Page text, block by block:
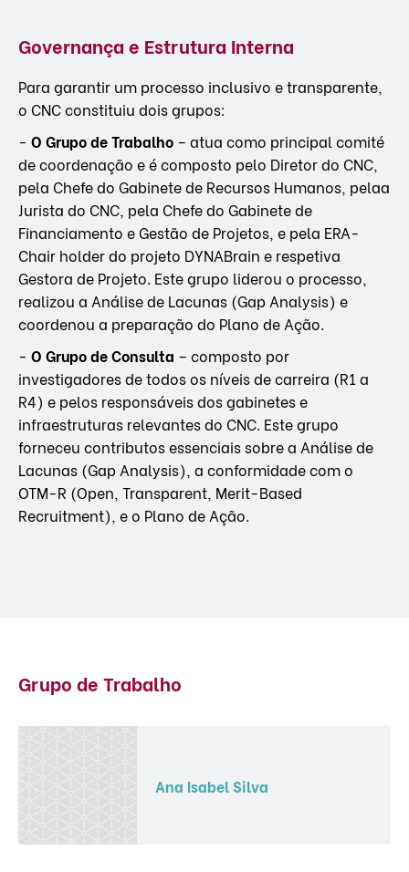
Governança e Estrutura Interna
Para garantir um processo inclusivo e transparente,
o CNC constituiu dois grupos:
- O Grupo de Trabalho – atua como principal comité
de coordenação e é composto pelo Diretor do CNC,
pela Chefe do Gabinete de Recursos Humanos, pelaa
Jurista do CNC, pela Chefe do Gabinete de
Financiamento e Gestão de Projetos, e pela ERA-
Chair holder do projeto DYNABrain e respetiva
Gestora de Projeto. Este grupo liderou o processo,
realizou a Análise de Lacunas (Gap Analysis) e
coordenou a preparação do Plano de Ação.
- O Grupo de Consulta – composto por
investigadores de todos os níveis de carreira (R1 a
R4) e pelos responsáveis dos gabinetes e
infraestruturas relevantes do CNC. Este grupo
forneceu contributos essenciais sobre a Análise de
Lacunas (Gap Analysis), a conformidade com o
OTM-R (Open, Transparent, Merit-Based
Recruitment), e o Plano de Ação.
Grupo de Trabalho
Ana Isabel Silva